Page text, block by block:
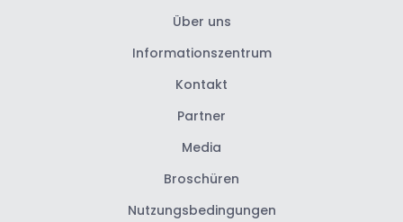
Über uns
Informationszentrum
Kontakt
Partner
Media
Broschüren
Nutzungsbedingungen